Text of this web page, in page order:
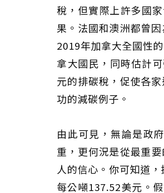
稅，但實際上許多國
果。法國和澳洲都曾
2019年加拿大全國性
拿大國民，同時估計
元的排碳稅，促使各
功的減碳例子。
由此可見，無論是政
重，更何況是從最重
人的信心。你可知道
每公噸137.52美元。